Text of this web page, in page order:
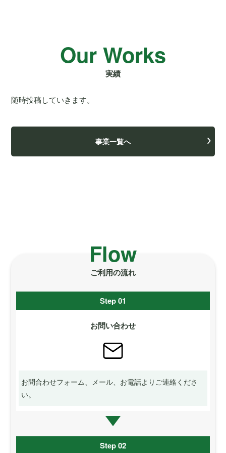
Our Works
実績
随時投稿していきます。
事業一覧へ
Flow
ご利用の流れ
Step 01
お問い合わせ
お問合わせフォーム、メール、お電話よりご連絡くださ
い。
Step 02